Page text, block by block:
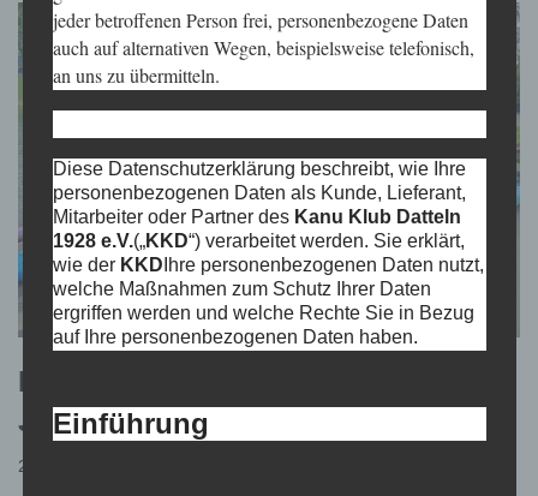
Eindrücke vom Kinder- und
Jugendtreff
22. Mai 2024
jeder betroffenen Person frei, personenbezogene Daten
auch auf alternativen Wegen, beispielsweise telefonisch,
an uns zu übermitteln.
Diese Datenschutzerklärung beschreibt, wie Ihre
personenbezogenen Daten als Kunde, Lieferant,
Mitarbeiter oder Partner des Kanu Klub Datteln
1928 e.V.(„KKD“) verarbeitet werden. Sie erklärt,
wie der KKD Ihre personenbezogenen Daten nutzt,
welche Maßnahmen zum Schutz Ihrer Daten
ergriffen werden und welche Rechte Sie in Bezug
auf Ihre personenbezogenen Daten haben.
Einführung